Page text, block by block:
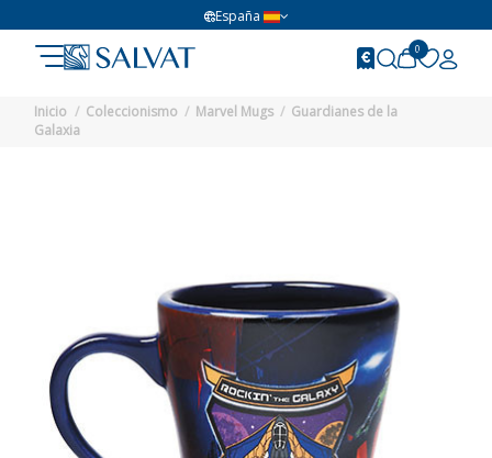
España
0
Inicio Coleccionismo Marvel Mugs
Guardianes de la
Galaxia